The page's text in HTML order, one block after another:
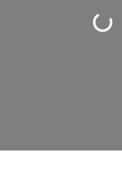
Wird geladen …